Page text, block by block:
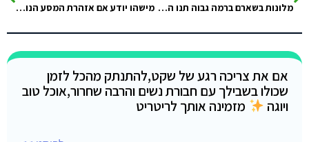
מלונות בשארם ברמה גבוה תנו המלצות לסופש הזה מישהו יודע אם אזהרת המסע הנוכחית לסיני שונה מהרגיל?
אם את צריכה רגע של שקט,להתנתק מהכל לזמן
שכולו בשבילך עם חבורת נשים והרבה שחרור,אוכל טוב
ויוגה
מזמינה אותך לריטריט